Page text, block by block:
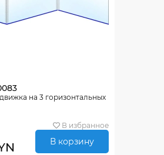
на 3 горизонтальных
В избранное
В корзину